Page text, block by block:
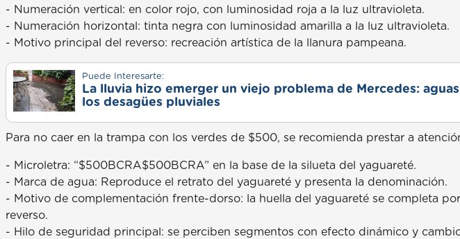
- Numeración vertical: en color rojo, con luminosidad roja a la luz ultravioleta.
- Numeración horizontal: tinta negra con luminosidad amarilla a la luz ultravioleta.
- Motivo principal del reverso: recreación artística de la llanura pampeana.
Puede Interesarte:
La lluvia hizo emerger un viejo problema de Mercedes:
los desagües pluviales
Para no caer en la trampa con los verdes de $500, se recomienda prestar a
- Microletra: “$500BCRA$500BCRA” en la base de la silueta del yaguareté.
- Marca de agua: Reproduce el retrato del yaguareté y presenta la denominación.
- Motivo de complementación frente-dorso: la huella del yaguareté se completa
reverso.
- Hilo de seguridad principal: se perciben segmentos con efecto dinámico y